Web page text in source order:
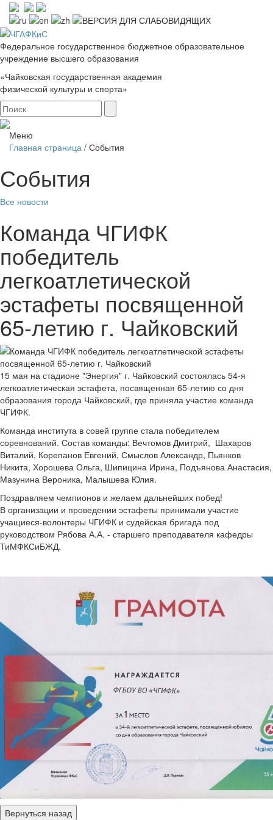
Федеральное государственное бюджетное образовательное
учреждение высшего образования
«Чайковская государственная академия
физической культуры и спорта»
Меню
Главная страница / События
События
Все новости
Команда ЧГИФК
победитель
легкоатлетической
эстафеты посвященной
65-летию г. Чайковский
15 мая на стадионе "Энергия" г. Чайковский состоялась 54-я
легкоатлетическая эстафета, посвященная 65-летию со дня
образования города Чайковский, где приняла участие команда
ЧГИФК.
Команда института в совей группе стала победителем
соревнований. Состав команды: Вечтомов Дмитрий, Шахаров
Виталий, Корепанов Евгений, Смыслов Александр, Пьянков
Никита, Хорошева Ольга, Шипицина Ирина, Подъянова Анастасия,
Мазунина Вероника, Малышева Юлия.
Поздравляем чемпионов и желаем дальнейших побед!
В организации и проведении эстафеты принимали участие
учащиеся-волонтеры ЧГИФК и судейская бригада под
руководством Рябова А.А. - старшего преподавателя кафедры
ТиМФКСиБЖД.